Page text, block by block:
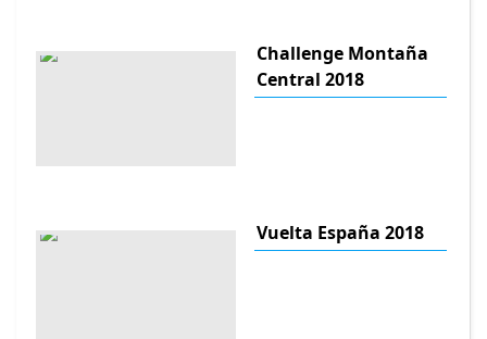
Challenge Montaña
Central 2018
Vuelta España 2018